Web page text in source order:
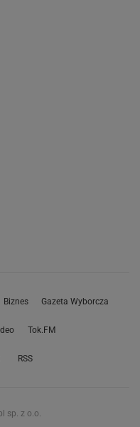
Biznes Gazeta Wyborcza
Tok.FM
RSS
sp. z o.o.